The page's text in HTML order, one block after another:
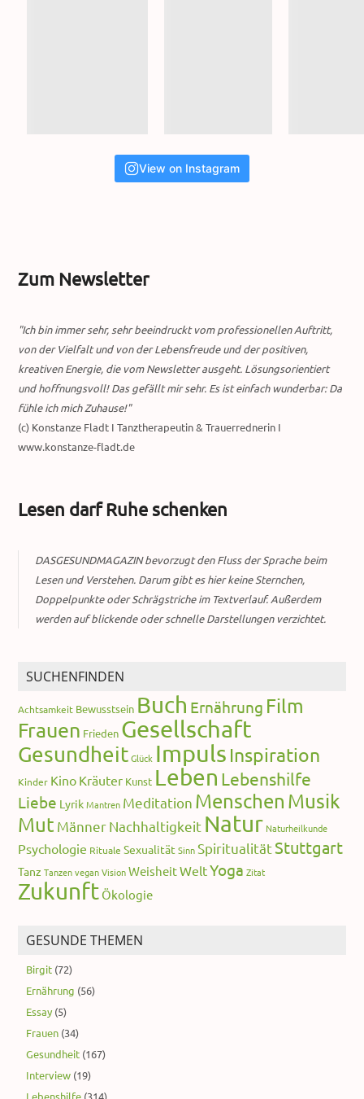
View on Instagram
Zum Newsletter
"Ich bin immer sehr, sehr beeindruckt vom professionellen Auftritt,
von der Vielfalt und von der Lebensfreude und der positiven,
kreativen Energie, die vom Newsletter ausgeht. Lösungsorientiert
und hoffnungsvoll! Das gefällt mir sehr. Es ist einfach wunderbar: Da
fühle ich mich Zuhause!"
(c) Konstanze Fladt I Tanztherapeutin & Trauerrednerin I
www.konstanze-fladt.de
Lesen darf Ruhe schenken
DASGESUNDMAGAZIN bevorzugt den Fluss der Sprache beim
Lesen und Verstehen. Darum gibt es hier keine Sternchen,
Doppelpunkte oder Schrägstriche im Textverlauf. Außerdem
werden auf blickende oder schnelle Darstellungen verzichtet.
SUCHENFINDEN
Achtsamkeit Bewusstsein Buch Ernährung Film
Frauen Frieden Gesellschaft
Gesundheit Glück Impuls Inspiration
Kinder Kino Kräuter Kunst Leben Lebenshilfe
Liebe Lyrik Mantren Meditation Menschen Musik
Mut MännerNachhaltigkeit Natur Naturheilkunde
Psychologie Rituale Sexualität Sinn SpiritualitätStuttgart
Tanz Tanzen vegan Vision WeisheitWeltYoga Zitat
Zukunft Ökologie
GESUNDE THEMEN
Birgit (72)
Ernährung (56)
Essay (5)
Frauen (34)
Gesundheit (167)
Interview (19)